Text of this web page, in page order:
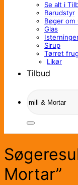
Se alt i
Barudstyr
Bøger om
Glas
Sirup
Tørret
Likør
Tilbud
efter:
Mortar”